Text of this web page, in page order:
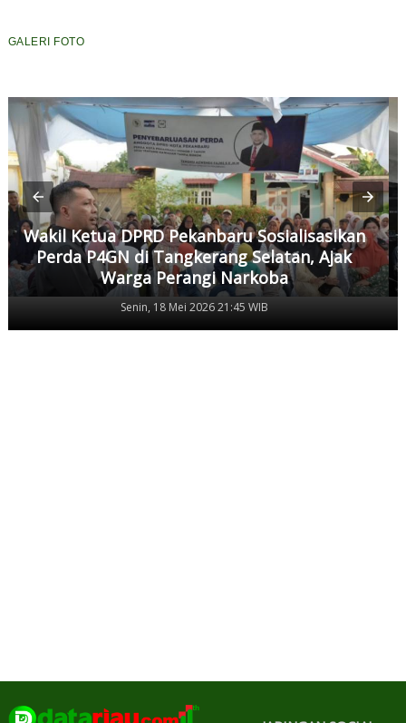
GALERI FOTO
Wakil Ketua DPRD Pekanbaru Sosialisasikan
Perda P4GN di Tangkerang Selatan, Ajak
Warga Perangi Narkoba
Senin, 18 Mei 2026 21:45 WIB